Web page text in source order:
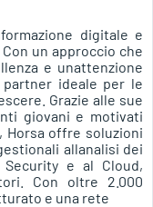
digitale e
un approccio che
e unattenzione
ideale per le
Grazie alle sue
giovani e motivati
Horsa offre soluzioni
allanalisi dei
e al Cloud,
Con oltre 2.000
e una rete